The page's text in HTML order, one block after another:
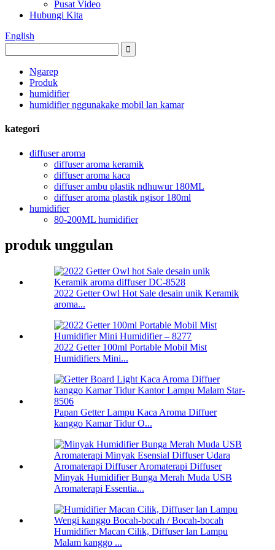
Pusat Video
Hubungi Kita
English
Ngarep
Produk
humidifier
humidifier nggunakake mobil lan kamar
kategori
diffuser aroma
diffuser aroma keramik
diffuser aroma kaca
diffuser ambu plastik ndhuwur 180ML
diffuser aroma plastik ngisor 180ml
humidifier
80-200ML humidifier
produk unggulan
2022 Getter Owl Hot Sale desain unik Keramik
aroma...
2022 Getter 100ml Portable Mobil Mist
Humidifiers Mini...
Papan Getter Lampu Kaca Aroma Diffuer
kanggo Kamar Tidur O...
Minyak Humidifier Bunga Merah Muda USB
Aromaterapi Essentia...
Humidifier Macan Cilik, Diffuser lan Lampu
Malam kanggo ...